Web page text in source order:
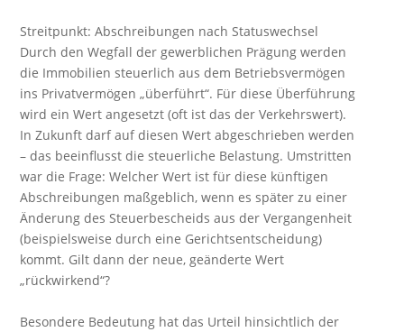
Streitpunkt: Abschreibungen nach Statuswechsel
Durch den Wegfall der gewerblichen Prägung werden
die Immobilien steuerlich aus dem Betriebsvermögen
ins Privatvermögen „überführt“. Für diese Überführung
wird ein Wert angesetzt (oft ist das der Verkehrswert).
In Zukunft darf auf diesen Wert abgeschrieben werden
– das beeinflusst die steuerliche Belastung. Umstritten
war die Frage: Welcher Wert ist für diese künftigen
Abschreibungen maßgeblich, wenn es später zu einer
Änderung des Steuerbescheids aus der Vergangenheit
(beispielsweise durch eine Gerichtsentscheidung)
kommt. Gilt dann der neue, geänderte Wert
„rückwirkend“?
Besondere Bedeutung hat das Urteil hinsichtlich der